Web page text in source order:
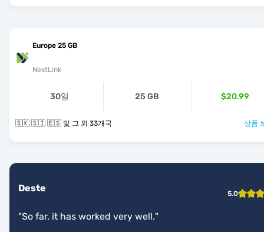
Europe 25 GB
NextLink
30일 25 GB $20.99
🇸🇰 🇸🇮 🇪🇸 및 그 외 33개국 상품
Deste 5.0
"So far, it has worked very well."